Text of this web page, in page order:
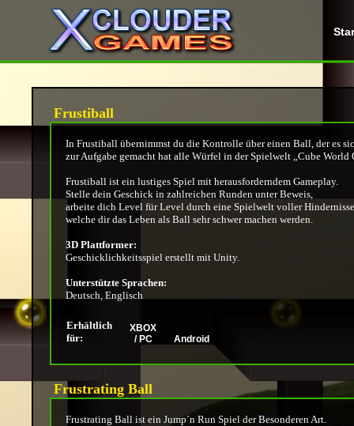
Frustiball
In Frustiball übernimmst du die Kontrolle über einen Ball, der es
zur Aufgabe gemacht hat alle Würfel in der Spielwelt „Cube World
Frustiball ist ein lustiges Spiel mit herausforderndem Gameplay.
Stelle dein Geschick in zahlreichen Runden unter Beweis,
arbeite dich Level für Level durch eine Spielwelt voller
welche dir das Leben als Ball sehr schwer machen werden.
3D Plattformer:
Geschicklichkeitsspiel erstellt mit Unity.
Unterstützte Sprachen:
Deutsch, Englisch
Erhältlich
für:
XBOX
/ PC
Android
Frustrating Ball
Frustrating Ball ist ein Jump´n Run Spiel der Besonderen Art.